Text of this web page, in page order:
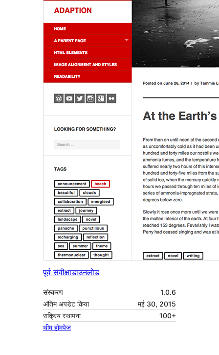
पूर्व संवीक्षाडाउनलोड
संस्करण
1.0.6
अंतिम अपडेट किया
मई 30, 2015
सक्रिय स्थापना
100+
थीम होमपेज